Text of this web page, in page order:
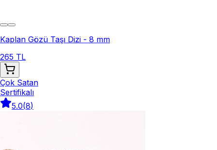
Kaplan Gözü Taşı Dizi - 8 mm
265 TL
Çok Satan
Sertifikalı
5.0(8)